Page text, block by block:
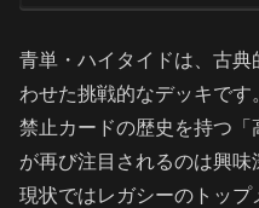
青単・ハイタイドは、古
わせた挑戦的なデッキです
禁止カードの歴史を持つ「
が再び注目されるのは興味
現状ではレガシーのトッ